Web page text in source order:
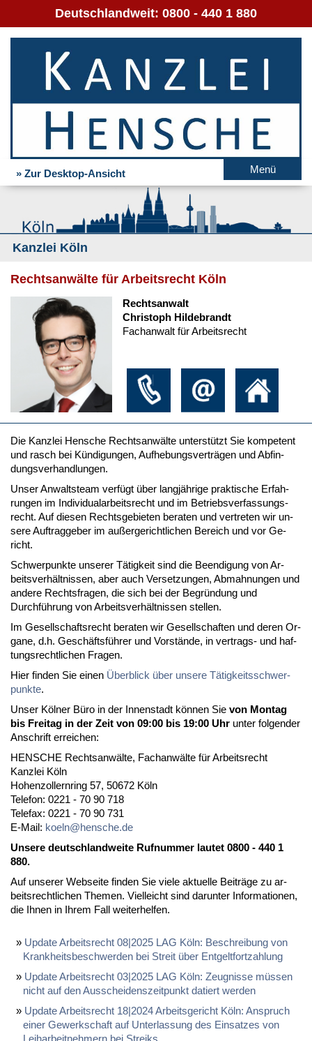
Deutschlandweit: 0800 - 440 1 880
» Zur Desktop-Ansicht Menü
Kanzlei Köln
Rechtsanwälte für Arbeitsrecht Köln
Rechtsanwalt
Christoph Hildebrandt
Fachanwalt für Arbeitsrecht
Die Kanz­lei Hen­sche Rechts­anwälte un­terstützt Sie kom­pe­tent
und rasch bei Kündi­gun­gen, Auf­he­bungs­verträgen und Ab­fin­
dungs­ver­hand­lun­gen.
Un­ser An­walts­team verfügt über langjähri­ge prak­ti­sche Er­fah­
run­gen im In­di­vi­dual­ar­beits­recht und im Be­triebs­ver­fas­sungs­
recht. Auf die­sen Rechts­ge­bie­ten be­ra­ten und ver­tre­ten wir un­
se­re Auf­trag­ge­ber im außer­ge­richt­li­chen Be­reich und vor Ge­
richt.
Schwer­punk­te un­se­rer Tätig­keit sind die Be­en­di­gung von Ar­
beits­verhält­nis­sen, aber auch Ver­set­zun­gen, Ab­mah­nun­gen und
an­de­re Rechts­fra­gen, die sich bei der Be­gründung und
Durchführung von Ar­beits­verhält­nis­sen stel­len.
Im Ge­sell­schafts­recht be­ra­ten wir Ge­sell­schaf­ten und de­ren Or­
ga­ne, d.h. Geschäftsführer und Vorstände, in ver­trags- und haf­
tungs­recht­li­chen Fra­gen.
Hier fin­den Sie ei­nen Über­blick über un­se­re Tätig­keits­schwer­
punk­te.
Un­ser Kölner Büro in der In­nen­stadt können Sie von Mon­tag
bis Frei­tag in der Zeit von 09:00 bis 19:00 Uhr un­ter fol­gen­der
An­schrift er­rei­chen:
HENSCHE Rechts­anwälte, Fach­anwälte für Ar­beits­recht
Kanz­lei Köln
Ho­hen­zol­lern­ring 57, 50672 Köln
Te­le­fon: 0221 - 70 90 718
Te­le­fax: 0221 - 70 90 731
E-Mail: koeln@hen­sche.de
Un­se­re deutsch­land­wei­te Ruf­num­mer lau­tet 0800 - 440 1
880.
Auf un­se­rer Web­sei­te fin­den Sie vie­le ak­tu­el­le Beiträge zu ar­
beits­recht­li­chen The­men. Viel­leicht sind dar­un­ter In­for­ma­tio­nen,
die Ih­nen in Ih­rem Fall wei­ter­hel­fen.
Up­date Ar­beits­recht 08|2025 LAG Köln: Be­schrei­bung von
Krank­heits­be­schwer­den bei Streit über Ent­gelt­fort­zah­lung
Up­date Ar­beits­recht 03|2025 LAG Köln: Zeug­nis­se müssen
nicht auf den Aus­schei­dens­zeit­punkt da­tiert wer­den
Up­date Ar­beits­recht 18|2024 Ar­beits­ge­richt Köln: An­spruch
ei­ner Ge­werk­schaft auf Un­ter­las­sung des Ein­sat­zes von
Leih­ar­beit­neh­mern bei Streiks